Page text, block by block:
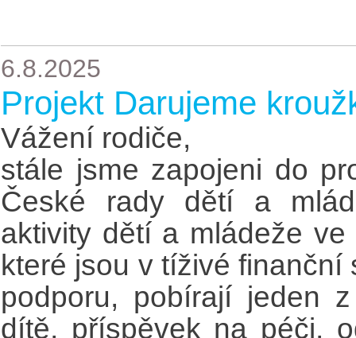
6.8.2025
Projekt Darujeme
Vážení rodiče,
stále jsme zapojeni do
České rady dětí a
aktivity dětí a mládeže
které jsou v tíživé
podporu, pobírají jeden
dítě, příspěvek na péči,